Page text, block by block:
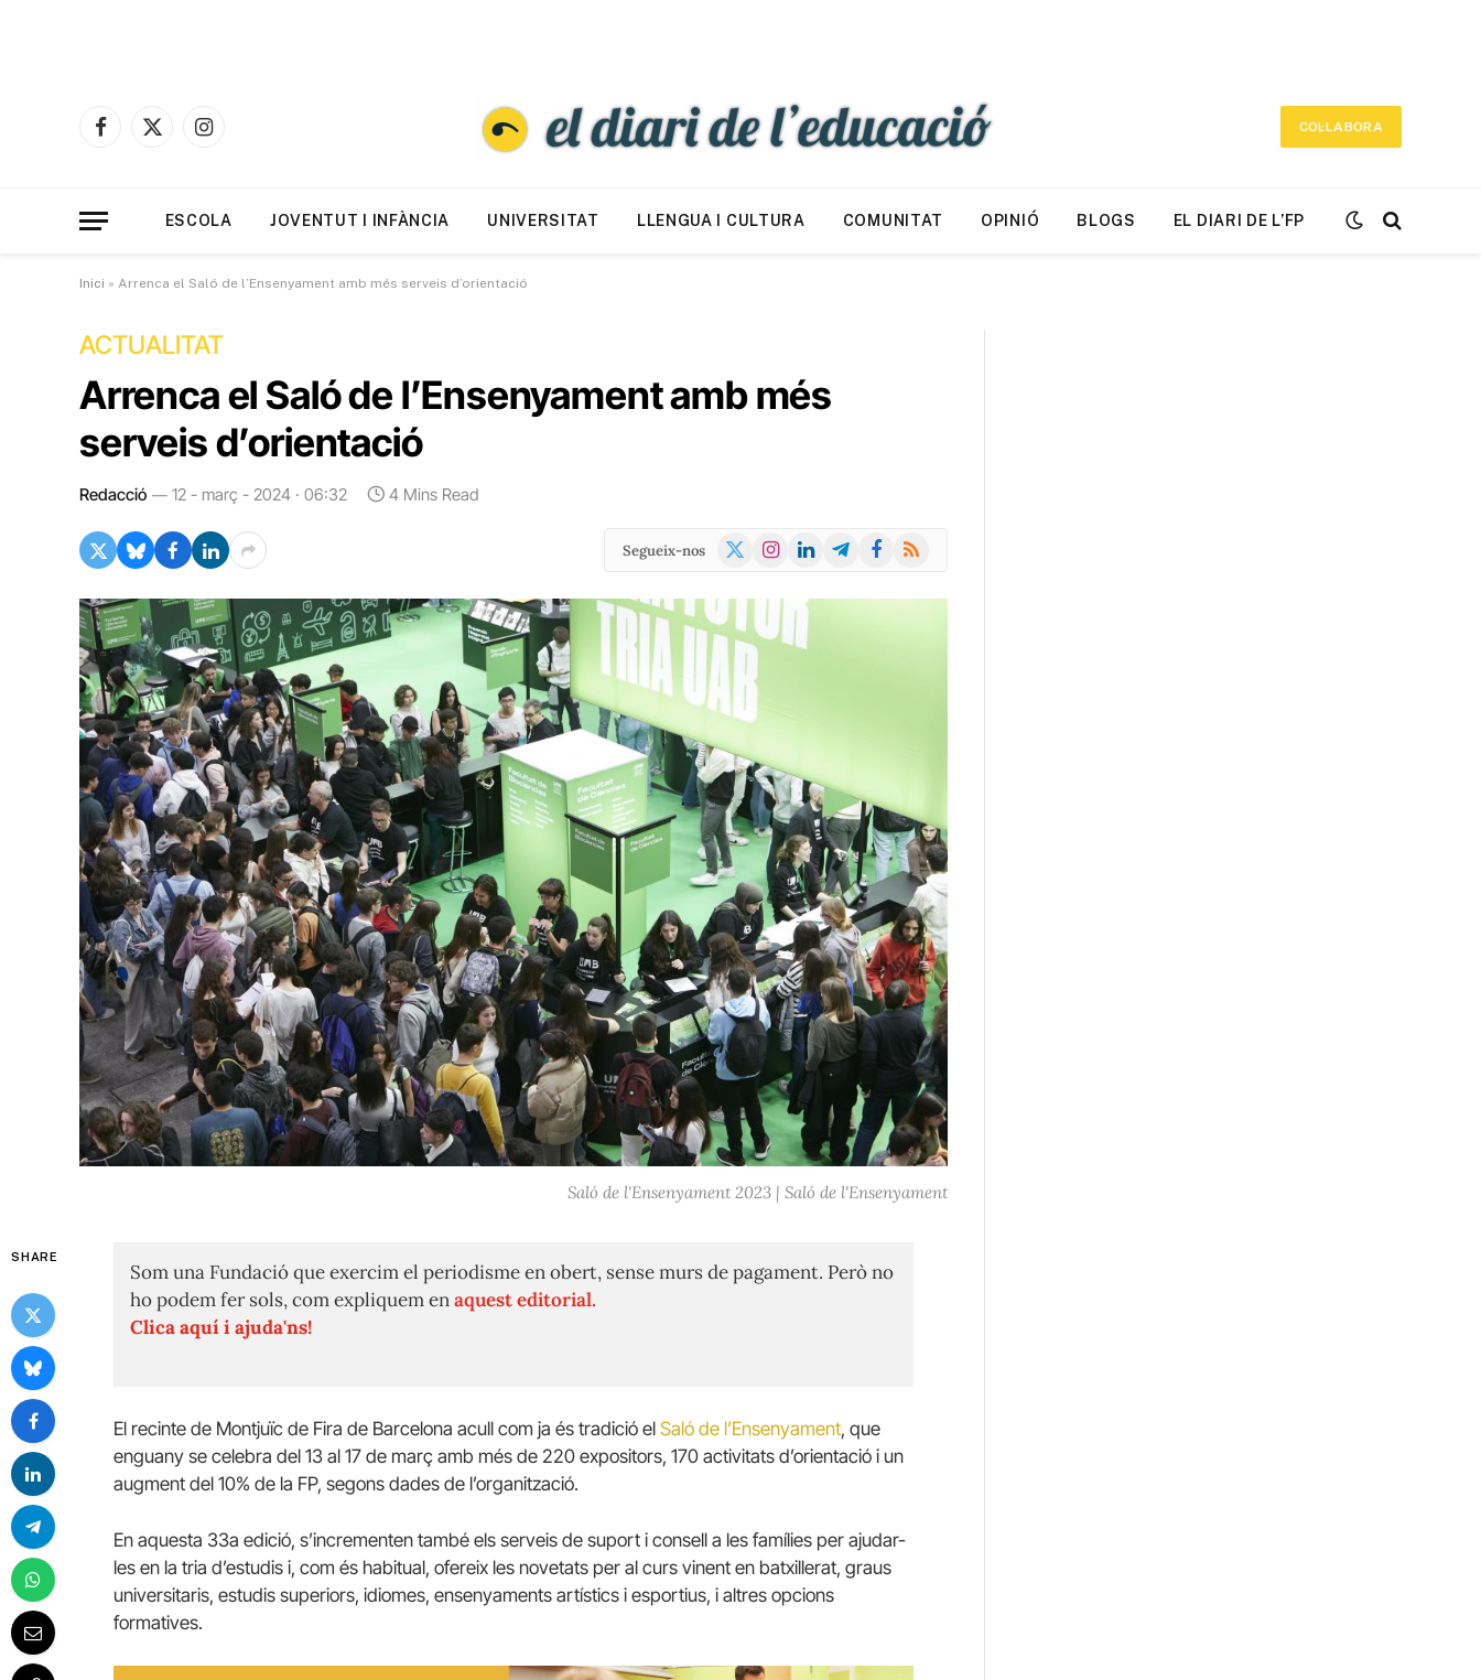
Facebook
X
Instagram
COL·LABORA
ESCOLA JOVENTUT I INFÀNCIA UNIVERSITAT LLENGUA I CULTURA COMUNITAT OPINIÓ BLOGS EL DIARI DE L’FP
Inici » Arrenca el Saló de l’Ensenyament amb més serveis d’orientació
ACTUALITAT
Arrenca el Saló de l’Ensenyament amb més
serveis d’orientació
Redacció 12 - març - 2024 · 06:32 4 Mins Read
Segueix-nos
X
Instagram
LinkedInTelegramFacebook
RSS
Saló de l'Ensenyament 2023 | Saló de l'Ensenyament
SHARE
Som una Fundació que exercim el periodisme en obert, sense murs de pagament. Però no
ho podem fer sols, com expliquem enaquest editorial.
Clica aquí i ajuda'ns!
El recinte de Montjuïc de Fira de Barcelona acull com ja és tradició el Saló de l’Ensenyament, que
enguany se celebra del 13 al 17 de març amb més de 220 expositors, 170 activitats d’orientació i un
augment del 10% de la FP, segons dades de l’organització.
En aquesta 33a edició, s’incrementen també els serveis de suport i consell a les famílies per ajudar-
les en la tria d’estudis i, com és habitual, ofereix les novetats per al curs vinent en batxillerat, graus
universitaris, estudis superiors, idiomes, ensenyaments artístics i esportius, i altres opcions
formatives.